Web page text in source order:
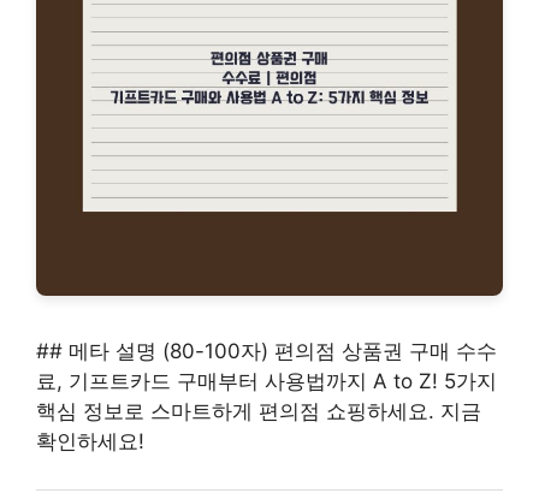
## 메타 설명 (80-100자) 편의점 상품권 구매 수수
료, 기프트카드 구매부터 사용법까지 A to Z! 5가지
핵심 정보로 스마트하게 편의점 쇼핑하세요. 지금
확인하세요!